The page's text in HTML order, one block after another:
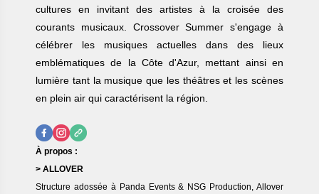
cultures en invitant des artistes à la croisée des
courants musicaux. Crossover Summer s'engage à
célébrer les musiques actuelles dans des lieux
emblématiques de la Côte d'Azur, mettant ainsi en
lumière tant la musique que les théâtres et les scènes
en plein air qui caractérisent la région.
À propos :
> ALLOVER
Structure adossée à Panda Events & NSG Production, Allover